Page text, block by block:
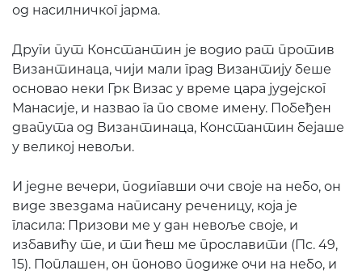
од насилничког јарма.
Други пут Константин је водио рат против
Византинаца, чији мали град Византију беше
основао неки Грк Визас у време цара јудејског
Манасије, и назвао га по своме имену. Побеђен
двапута од Византинаца, Константин бејаше
у великој невољи.
И једне вечери, подигавши очи своје на небо, он
виде звездама написану реченицу, која је
гласила: Призови ме у дан невоље своје, и
избавићу те, и ти ћеш ме прославити (Пс. 49,
15). Поплашен, он поново подиже очи на небо, и